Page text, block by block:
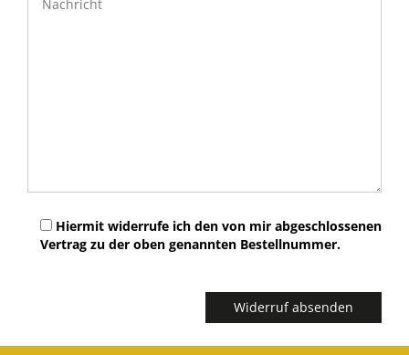
Hiermit widerrufe ich den von mir abgeschlossenen
Vertrag zu der oben genannten Bestellnummer.
Feld